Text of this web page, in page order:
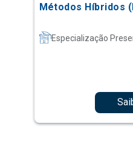
Métodos Híbridos
Especialização